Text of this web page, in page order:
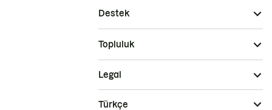
Destek
Topluluk
Legal
Türkçe